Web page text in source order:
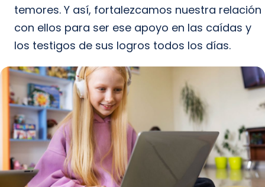
temores. Y así, fortalezcamos nuestra relación
con ellos para ser ese apoyo en las caídas y
los testigos de sus logros todos los días.